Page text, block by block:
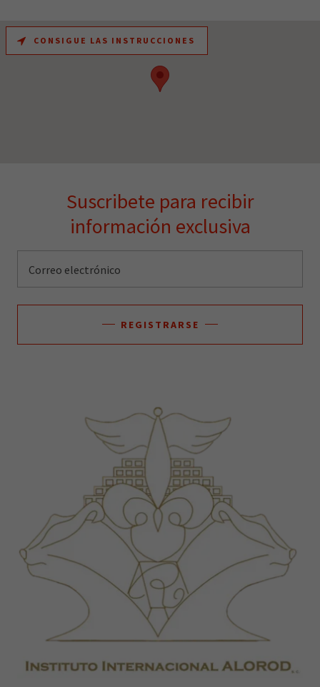
CONSIGUE LAS INSTRUCCIONES
Suscribete para recibir
información exclusiva
Correo electrónico
REGISTRARSE